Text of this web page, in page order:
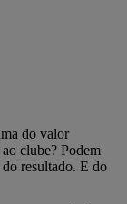
do valor
clube? Podem
do resultado. E do